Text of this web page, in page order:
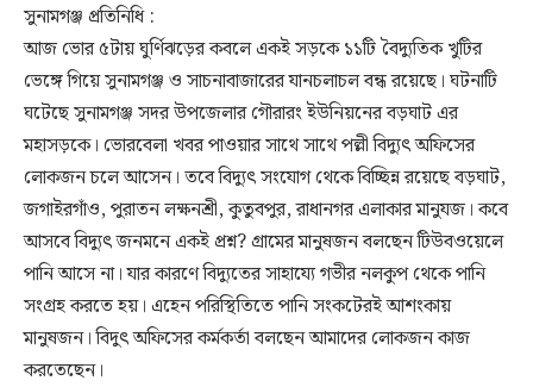
সুনামগঞ্জ প্রতিনিধি :
আজ ভোর ৫টায় ঘুর্ণিঝড়ের কবলে একই সড়কে ১১টি বৈদ্যুতিক খুটির
ভেঙ্গে গিয়ে সুনামগঞ্জ ও সাচনাবাজারের যানচলাচল বন্ধ রয়েছে। ঘটনাটি
ঘটেছে সুনামগঞ্জ সদর উপজেলার গৌরারং ইউনিয়নের বড়ঘাট এর
মহাসড়কে। ভোরবেলা খবর পাওয়ার সাথে সাথে পল্লী বিদ্যুৎ অফিসের
লোকজন চলে আসেন। তবে বিদ্যুৎ সংযোগ থেকে বিচ্ছিন্ন রয়েছে বড়ঘাট,
জগাইরগাঁও, পুরাতন লক্ষনশ্রী, কুতুবপুর, রাধানগর এলাকার মানুযজ। কবে
আসবে বিদ্যুৎ জনমনে একই প্রশ্ন? গ্রামের মানুষজন বলছেন টিউবওয়েলে
পানি আসে না। যার কারণে বিদ্যুতের সাহায্যে গভীর নলকুপ থেকে পানি
সংগ্রহ করতে হয়। এহেন পরিস্থিতিতে পানি সংকটেরই আশংকায়
মানুষজন। বিদুৎ অফিসের কর্মকর্তা বলছেন আমাদের লোকজন কাজ
করতেছেন।